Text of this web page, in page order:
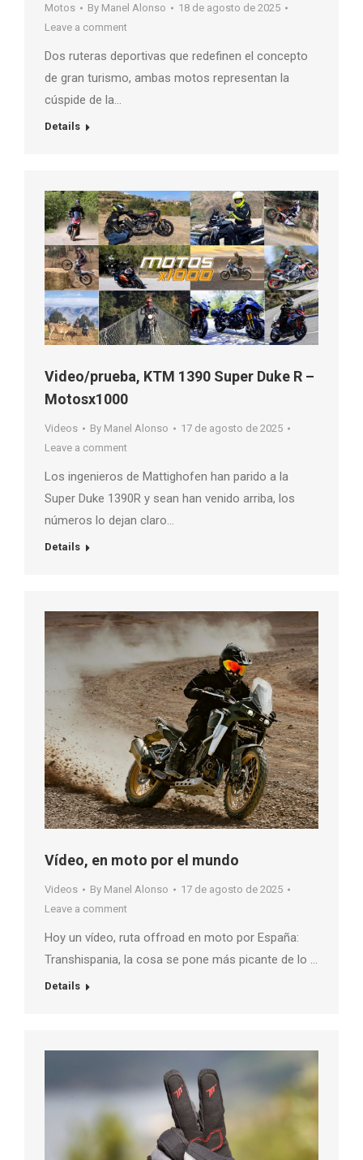
Motos By Manel Alonso
18 de agosto de 2025
Leave a comment
Dos ruteras deportivas que redefinen el concepto
de gran turismo, ambas motos representan la
cúspide de la…
Details
Video/prueba, KTM 1390 Super Duke R –
Motosx1000
Videos By Manel Alonso
17 de agosto de 2025
Leave a comment
Los ingenieros de Mattighofen han parido a la
Super Duke 1390R y sean han venido arriba, los
números lo dejan claro…
Details
Vídeo, en moto por el mundo
Videos By Manel Alonso
17 de agosto de 2025
Leave a comment
Hoy un vídeo, ruta offroad en moto por España:
Transhispania, la cosa se pone más picante de lo …
Details